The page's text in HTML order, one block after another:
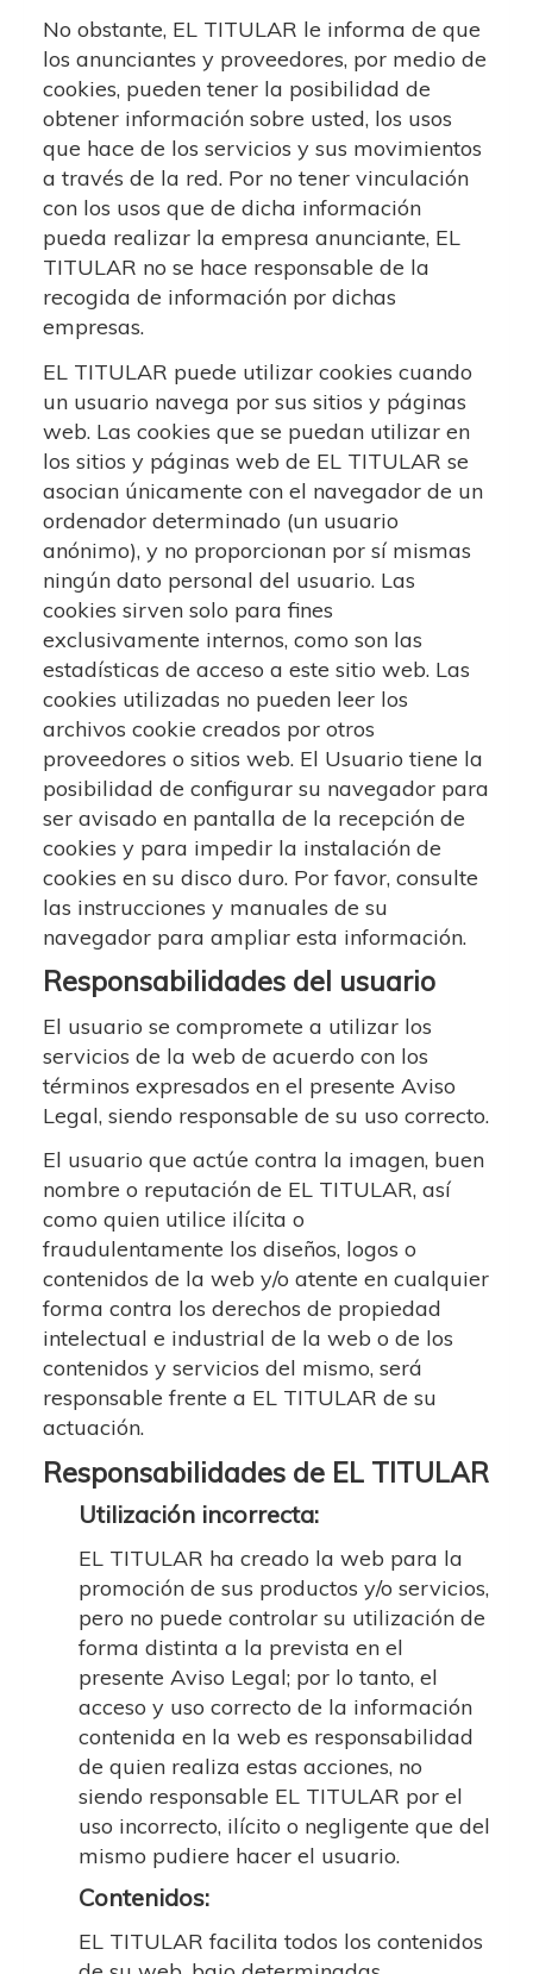
No obstante, EL TITULAR le informa de que
los anunciantes y proveedores, por medio de
cookies, pueden tener la posibilidad de
obtener información sobre usted, los usos
que hace de los servicios y sus movimientos
a través de la red. Por no tener vinculación
con los usos que de dicha información
pueda realizar la empresa anunciante, EL
TITULAR no se hace responsable de la
recogida de información por dichas
empresas.
EL TITULAR puede utilizar cookies cuando
un usuario navega por sus sitios y páginas
web. Las cookies que se puedan utilizar en
los sitios y páginas web de EL TITULAR se
asocian únicamente con el navegador de un
ordenador determinado (un usuario
anónimo), y no proporcionan por sí mismas
ningún dato personal del usuario. Las
cookies sirven solo para fines
exclusivamente internos, como son las
estadísticas de acceso a este sitio web. Las
cookies utilizadas no pueden leer los
archivos cookie creados por otros
proveedores o sitios web. El Usuario tiene la
posibilidad de configurar su navegador para
ser avisado en pantalla de la recepción de
cookies y para impedir la instalación de
cookies en su disco duro. Por favor, consulte
las instrucciones y manuales de su
navegador para ampliar esta información.
Responsabilidades del usuario
El usuario se compromete a utilizar los
servicios de la web de acuerdo con los
términos expresados en el presente Aviso
Legal, siendo responsable de su uso correcto.
El usuario que actúe contra la imagen, buen
nombre o reputación de EL TITULAR, así
como quien utilice ilícita o
fraudulentamente los diseños, logos o
contenidos de la web y/o atente en cualquier
forma contra los derechos de propiedad
intelectual e industrial de la web o de los
contenidos y servicios del mismo, será
responsable frente a EL TITULAR de su
actuación.
Responsabilidades de EL TITULAR
Utilización incorrecta:
EL TITULAR ha creado la web para la
promoción de sus productos y/o servicios,
pero no puede controlar su utilización de
forma distinta a la prevista en el
presente Aviso Legal; por lo tanto, el
acceso y uso correcto de la información
contenida en la web es responsabilidad
de quien realiza estas acciones, no
siendo responsable EL TITULAR por el
uso incorrecto, ilícito o negligente que del
mismo pudiere hacer el usuario.
Contenidos:
EL TITULAR facilita todos los contenidos